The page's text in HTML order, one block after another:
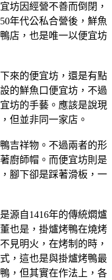
坊因經營不善而倒閉，
年代公私合營後，鮮魚
店，也是唯一以便宜坊
來的便宜坊，還是有點
的鮮魚口便宜坊，不過
坊的手藝。應該是說現
但並非同一家店。
吉祥物。不過兩者的形
廚師帽。而便宜坊則是
腳下卻是踩著滑板，一
源自1416年的傳統燜爐
也是，掛爐烤鴨在燒烤
見明火，在烤制的時，
，這也是與掛爐烤鴨最
，但其實在作法上，各